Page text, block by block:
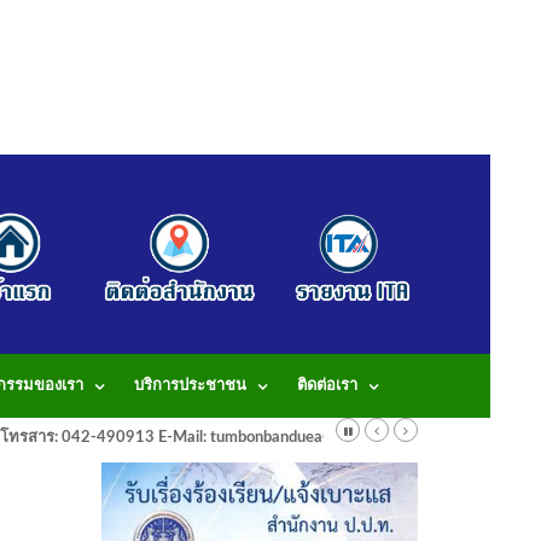
รรมของเรา บริการประชาชน ติดต่อเรา
สาร: 042-490913 E-Mail: tumbonbanduea@gmail.com